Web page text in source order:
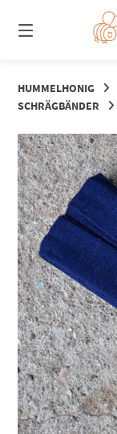
zum
Inhalt
HUMMELHONIG
SCHRÄGBÄNDER